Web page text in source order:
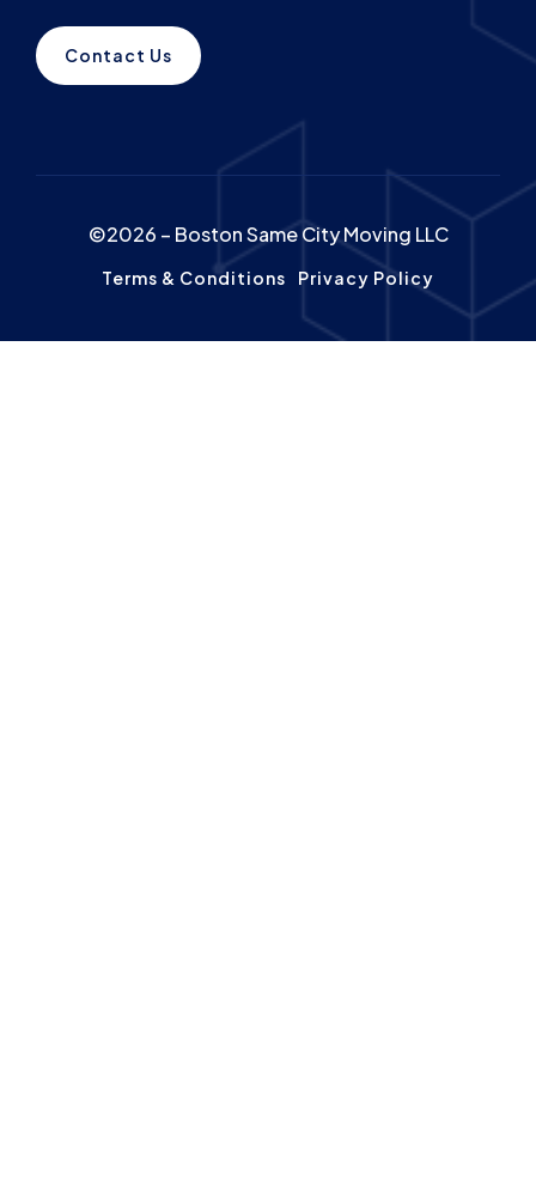
Contact Us
©2026 – Boston Same City Moving LLC
Terms & Conditions Privacy Policy